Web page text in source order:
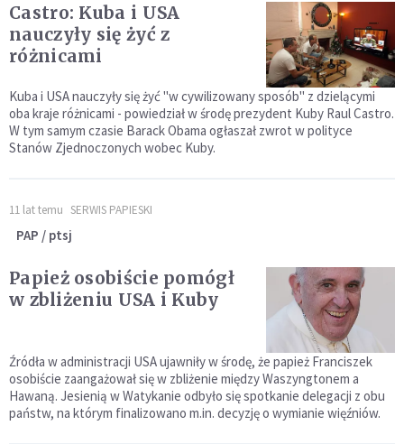
Castro: Kuba i USA
nauczyły się żyć z
różnicami
Kuba i USA nauczyły się żyć "w cywilizowany sposób" z dzielącymi
oba kraje różnicami - powiedział w środę prezydent Kuby Raul Castro.
W tym samym czasie Barack Obama ogłaszał zwrot w polityce
Stanów Zjednoczonych wobec Kuby.
11 lat temu SERWIS PAPIESKI
PAP / ptsj
Papież osobiście pomógł
w zbliżeniu USA i Kuby
Źródła w administracji USA ujawniły w środę, że papież Franciszek
osobiście zaangażował się w zbliżenie między Waszyngtonem a
Hawaną. Jesienią w Watykanie odbyło się spotkanie delegacji z obu
państw, na którym finalizowano m.in. decyzję o wymianie więźniów.